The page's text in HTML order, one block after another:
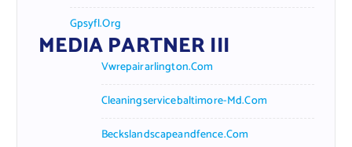
Gpsyfl.org
MEDIA PARTNER III
Vwrepairarlington.com
Cleaningservicebaltimore-Md.com
Beckslandscapeandfence.com